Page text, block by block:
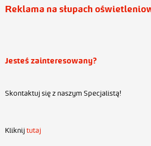
Reklama na słupach
Jesteś zainteresowany?
Skontaktuj się z naszym Specjalistą!
Kliknij tutaj